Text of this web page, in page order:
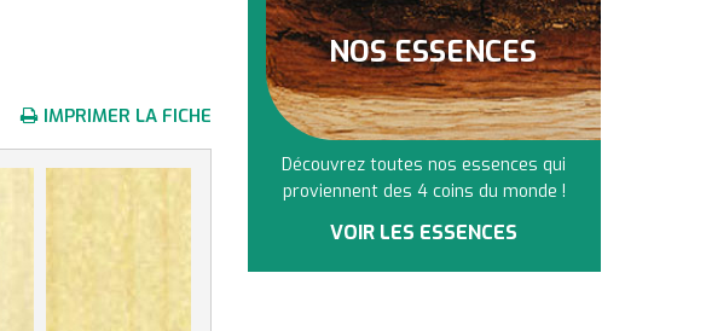
IMPRIMER LA FICHE
NOS ESSENCES
Découvrez toutes nos essences qui
proviennent des 4 coins du monde !
VOIR LES ESSENCES